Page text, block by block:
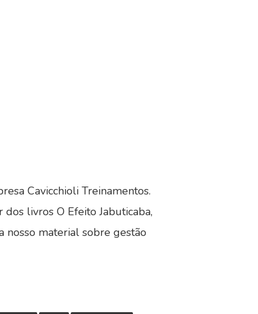
Cavicchioli Treinamentos.
livros O Efeito Jabuticaba,
nosso material sobre gestão